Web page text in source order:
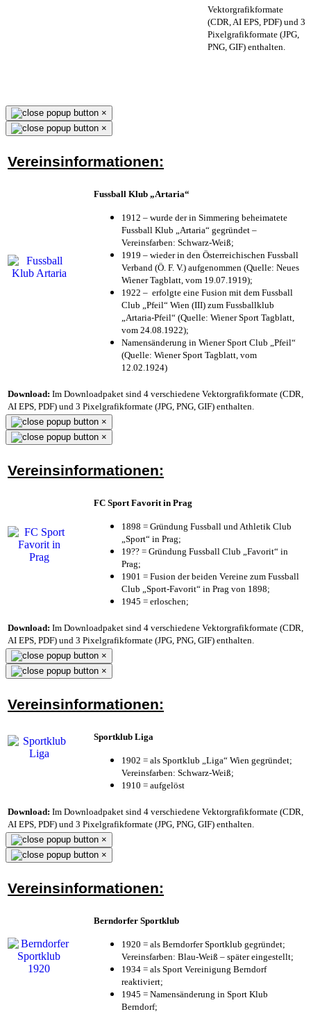
Vektorgrafikformate
(CDR, AI EPS, PDF) und 3
Pixelgrafikformate (JPG,
PNG, GIF) enthalten.
×
×
Vereinsinformationen:
Fussball Klub „Artaria“
1912 – wurde der in Simmering beheimatete
Fussball Klub „Artaria“ gegründet –
Vereinsfarben: Schwarz-Weiß;
1919 – wieder in den Österreichischen Fussball
Verband (Ö. F. V.) aufgenommen (Quelle: Neues
Wiener Tagblatt, vom 19.07.1919);
1922 – erfolgte eine Fusion mit dem Fussball
Club „Pfeil“ Wien (III) zum Fussballklub
„Artaria-Pfeil“ (Quelle: Wiener Sport Tagblatt,
vom 24.08.1922);
Namensänderung in Wiener Sport Club „Pfeil“
(Quelle: Wiener Sport Tagblatt, vom
12.02.1924)
Download: Im Downloadpaket sind 4 verschiedene Vektorgrafikformate (CDR,
AI EPS, PDF) und 3 Pixelgrafikformate (JPG, PNG, GIF) enthalten.
×
×
Vereinsinformationen:
FC Sport Favorit in Prag
1898 = Gründung Fussball und Athletik Club
„Sport“ in Prag;
19?? = Gründung Fussball Club „Favorit“ in
Prag;
1901 = Fusion der beiden Vereine zum Fussball
Club „Sport-Favorit“ in Prag von 1898;
1945 = erloschen;
Download: Im Downloadpaket sind 4 verschiedene Vektorgrafikformate (CDR,
AI EPS, PDF) und 3 Pixelgrafikformate (JPG, PNG, GIF) enthalten.
×
×
Vereinsinformationen:
Sportklub Liga
1902 = als Sportklub „Liga“ Wien gegründet;
Vereinsfarben: Schwarz-Weiß;
1910 = aufgelöst
Download: Im Downloadpaket sind 4 verschiedene Vektorgrafikformate (CDR,
AI EPS, PDF) und 3 Pixelgrafikformate (JPG, PNG, GIF) enthalten.
×
×
Vereinsinformationen:
Berndorfer Sportklub
1920 = als Berndorfer Sportklub gegründet;
Vereinsfarben: Blau-Weiß – später eingestellt;
1934 = als Sport Vereinigung Berndorf
reaktiviert;
1945 = Namensänderung in Sport Klub
Berndorf;